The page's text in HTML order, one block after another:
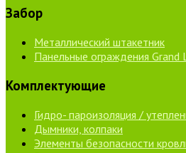
Забор
Металлический штакетник
Панельные ограждения
Комплектующие
Гидро- пароизоляция /
Дымники, колпаки
Элементы безопасности